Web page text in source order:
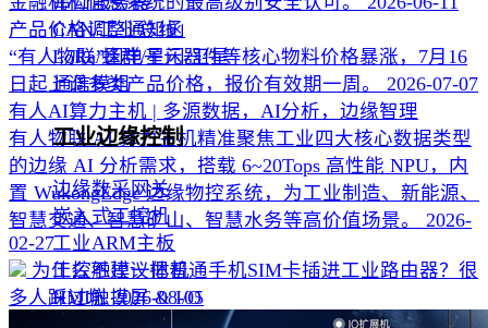
CAN/工业总线
LoRa/蜂群/星闪/卫星
通信模组
工业边缘控制
边缘数采网关
嵌入式工控机
工业ARM主板
工控触摸一体机
HMI触摸屏 & I/O
产品价格调整通知函
“有人物联”因电子元器件等核心物料价格暴涨，7月16
日起上调多类产品价格，报价有效期一周。 2026-07-07
有人AI算力主机 | 多源数据，AI分析，边缘智理
有人物联 AI 算力主机精准聚焦工业四大核心数据类型
的边缘 AI 分析需求，搭载 6~20Tops 高性能 NPU，内
置 WukongEdge 边缘物控系统，为工业制造、新能源、
智慧交通、智慧矿山、智慧水务等高价值场景。 2026-
02-27
为什么不建议把普通手机SIM卡插进工业路由器？很
多人踩过坑 2026-08-05